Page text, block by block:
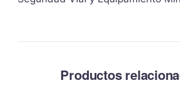
Productos